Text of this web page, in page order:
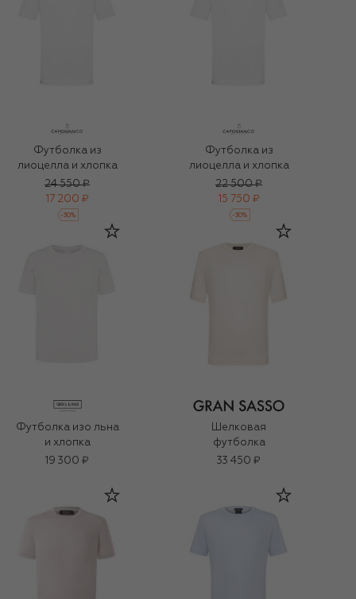
Футболка из
лиоцелла и хлопка
24 550 ₽
17 200 ₽
-30%
Футболка из
лиоцелла и хлопка
22 500 ₽
15 750 ₽
-30%
Футболка изо льна
и хлопка
19 300 ₽
Шелковая
футболка
33 450 ₽